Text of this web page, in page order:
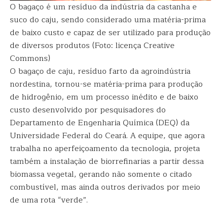
O bagaço é um resíduo da indústria da castanha e
suco do caju, sendo considerado uma matéria-prima
de baixo custo e capaz de ser utilizado para produção
de diversos produtos (Foto: licença Creative
Commons)
O bagaço de caju, resíduo farto da agroindústria
nordestina, tornou-se matéria-prima para produção
de hidrogênio, em um processo inédito e de baixo
custo desenvolvido por pesquisadores do
Departamento de Engenharia Química (DEQ) da
Universidade Federal do Ceará. A equipe, que agora
trabalha no aperfeiçoamento da tecnologia, projeta
também a instalação de biorrefinarias a partir dessa
biomassa vegetal, gerando não somente o citado
combustível, mas ainda outros derivados por meio
de uma rota “verde”.